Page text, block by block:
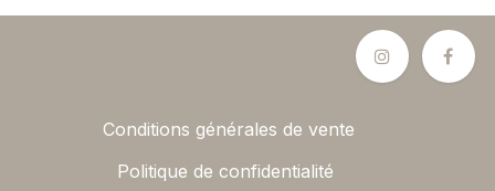
Conditions générales de vente
Politique de confidentialité